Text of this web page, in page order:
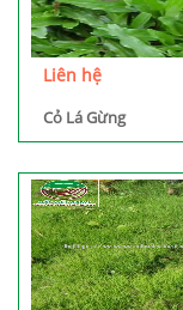
Liên hệ
Cỏ Lá Gừng